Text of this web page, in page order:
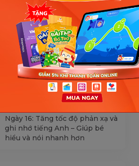
Ngày 18: Vì sao bé nhanh quên
từ tiếng Anh? Cách giúp con
nhớ lâu mà không cần học
nhiều
Ngày 17: Bé nhận diện từ nhanh
qua hình ảnh – Chìa khóa giúp
con hiểu ngay không cần dịch
Ngày 16: Tăng tốc độ phản xạ và
ghi nhớ tiếng Anh – Giúp bé
hiểu và nói nhanh hơn